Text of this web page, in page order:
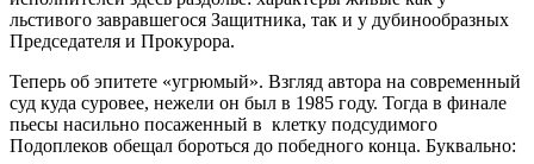
льстивого завравшегося Защитника, так и у дубинообразных
Председателя и Прокурора.
Теперь об эпитете «угрюмый». Взгляд автора на современный
суд куда суровее, нежели он был в 1985 году. Тогда в финале
пьесы насильно посаженный в клетку подсудимого
Подоплеков обещал бороться до победного конца. Буквально: